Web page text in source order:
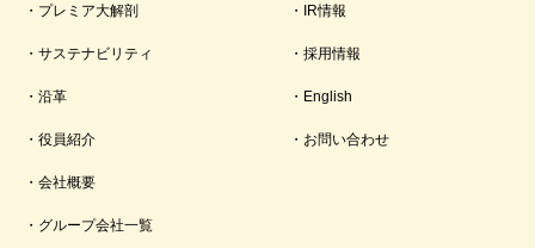
プレミア大解剖
サステナビリティ
沿革
役員紹介
会社概要
グループ会社一覧
IR情報
採用情報
English
お問い合わせ